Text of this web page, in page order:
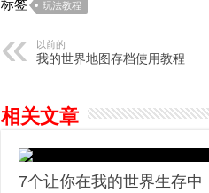
标签 玩法教程
以前的
我的世界地图存档使用教程
相关文章
7个让你在我的世界生存中